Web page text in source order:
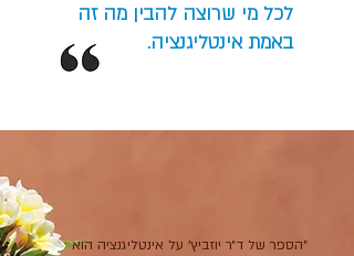
לכל מי שרוצה להבין מה זה
באמת אינטליגנציה.
״הספר של ד״ר יוזביץ׳ על אינטליגנציה הוא